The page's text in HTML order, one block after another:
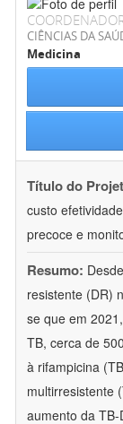
CIÊNCIAS DA
Medicina
Título do
custo
precoce e
Resumo:
resistente (DR)
se que em
TB, cerca de
à rifampicina
multirresistente
aumento da